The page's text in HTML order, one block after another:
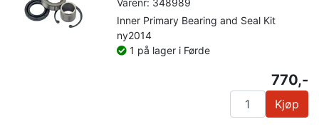
Inner Primary Bearing and Seal Kit
ny2014
1 på lager i Førde
770,-
Kjøp